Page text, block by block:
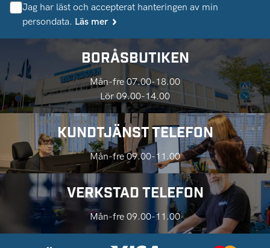
Jag har läst och accepterat hanteringen av min
persondata. Läs mer
BORÅSBUTIKEN
Mån-fre 07.00-18.00
Lör 09.00-14.00
KUNDTJÄNST TELEFON
Mån-fre 09.00-11.00
VERKSTAD TELEFON
Mån-fre 09.00-11.00